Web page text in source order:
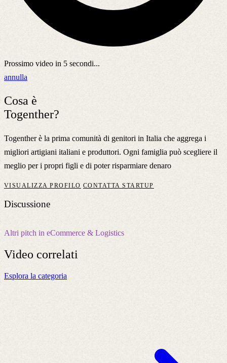
Prossimo video in 5 secondi...
annulla
Cosa è
Togenther?
Togenther è la prima comunità di genitori in Italia che aggrega i
migliori artigiani italiani e produttori. Ogni famiglia può scegliere il
meglio per i propri figli e di poter risparmiare denaro
VISUALIZZA PROFILO CONTATTA STARTUP
Discussione
Altri pitch in eCommerce & Logistics
Video correlati
Esplora la categoria